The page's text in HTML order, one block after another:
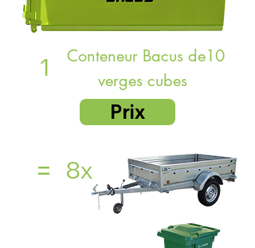
1
Conteneur Bacus de10
verges cubes
Prix
= 8x